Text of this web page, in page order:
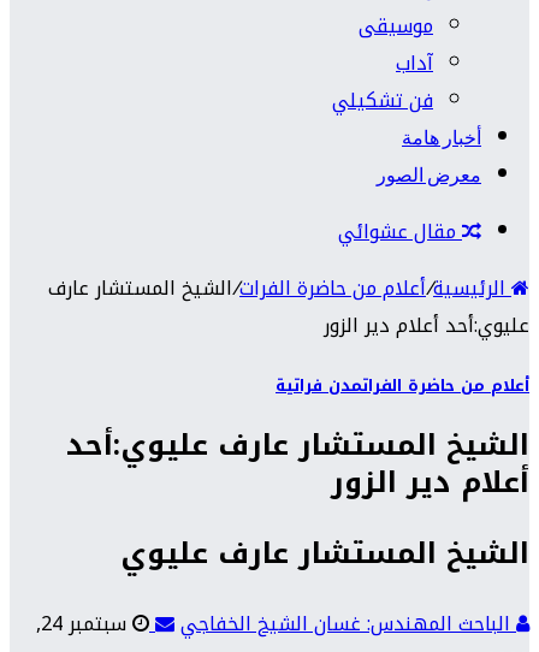
موسيقى
آداب
فن تشكيلي
أخبار هامة
معرض الصور
مقال عشوائي
الرئيسية/أعلام من حاضرة الفرات/الشيخ المستشار عارف
عليوي:أحد أعلام دير الزور
أعلام من حاضرة الفراتمدن فراتية
الشيخ المستشار عارف عليوي:أحد
أعلام دير الزور
الشيخ المستشار عارف عليوي
الباحث المهندس: غسان الشيخ الخفاجي
سبتمبر 24,